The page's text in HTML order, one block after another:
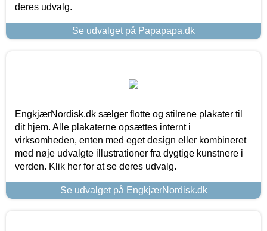
deres udvalg.
Se udvalget på Papapapa.dk
EngkjærNordisk.dk sælger flotte og stilrene plakater til
dit hjem. Alle plakaterne opsættes internt i
virksomheden, enten med eget design eller kombineret
med nøje udvalgte illustrationer fra dygtige kunstnere i
verden. Klik her for at se deres udvalg.
Se udvalget på EngkjærNordisk.dk